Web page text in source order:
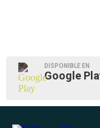
DISPONIBLE EN
Google